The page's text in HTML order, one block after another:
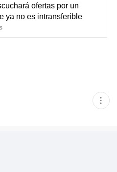
ofertas por un
ya no es intransferible
현
재